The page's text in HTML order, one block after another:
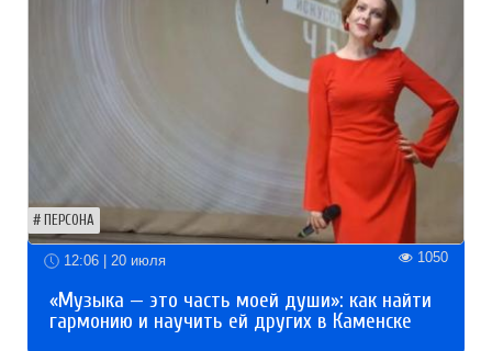
ПЕРСОНА
12:06 | 20 июля 1050
«Музыка — это часть моей души»: как найти
гармонию и научить ей других в Каменске